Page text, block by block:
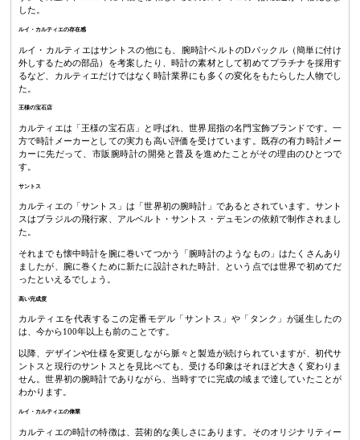
した。
ルイ・カルティエの存在感
ルイ・カルティエはサントスの他にも、腕時計ベルトのDバックル（簡単に付け
外しするための部品）を考案したり、時計の素材として初めてプラチナを採用す
るなど、カルティエだけではなく時計業界にも多くの変化をもたらした人物でし
た。
王様の宝石店
カルティエは「王様の宝石店」と呼ばれ、世界屈指の名門宝飾ブランドです。一
方で時計メーカーとしての実力も高い評価を受けています。既存の有力時計メー
カーに先だって、市販腕時計の開発と普及を進めたことがその理由のひとつで
す。
サントス
カルティエの「サントス」は「世界初の腕時計」であるとされています。サント
スはブラジルの飛行家、アルベルト・サントス・デュモンの依頼で制作されまし
た。
それまでも懐中時計を腕に巻いてつかう「腕時計のようなもの」はたくさんあり
ましたが、腕に巻くために新たに設計された時計、という点では世界で初めてだ
ったといえるでしょう。
高い完成度
カルティエを代表するこの定番モデル「サントス」や「タンク」が誕生したの
は、今から100年以上も前のことです。
以降、デザインや仕様を変更しながら脈々と製造が続けられていますが、初代サ
ントスと現行のサントスとを見比べても、受ける印象はそれほど大きく変わりま
せん。世界初の腕時計でありながら、当時すでに完成の域まで達していたことが
わかります。
ルイ・カルティエの偉業
カルティエの時計の特徴は、芸術的な美しさにあります。そのオリジナリティー